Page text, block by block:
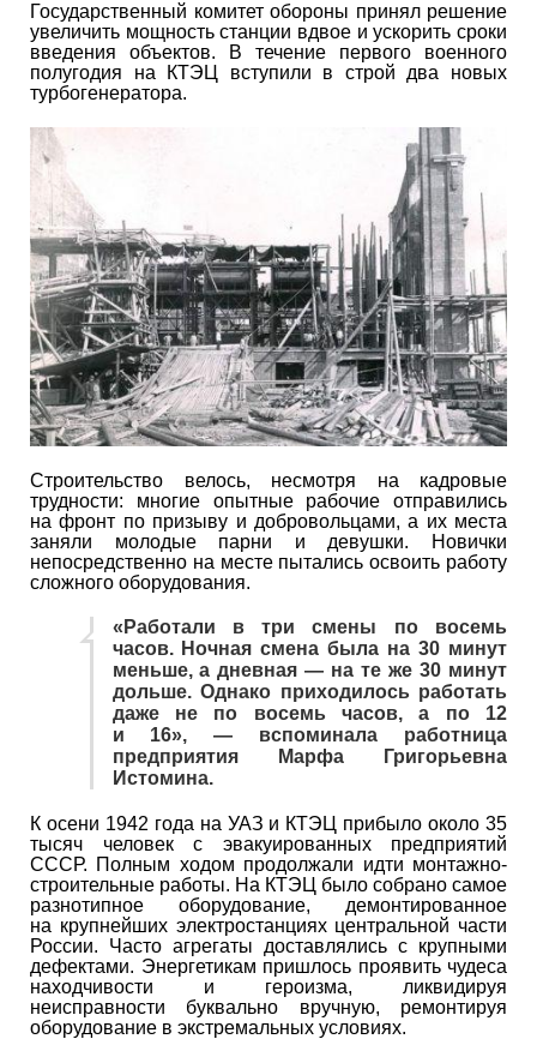
Государственный комитет обороны принял решение
увеличить мощность станции вдвое и ускорить сроки
введения объектов. В течение первого военного
полугодия на КТЭЦ вступили в строй два новых
турбогенератора.
Строительство велось, несмотря на кадровые
трудности: многие опытные рабочие отправились
на фронт по призыву и добровольцами, а их места
заняли молодые парни и девушки. Новички
непосредственно на месте пытались освоить работу
сложного оборудования.
«Работали в три смены по восемь
часов. Ночная смена была на 30 минут
меньше, а дневная — на те же 30 минут
дольше. Однако приходилось работать
даже не по восемь часов, а по 12
и 16», — вспоминала работница
предприятия Марфа Григорьевна
Истомина.
К осени 1942 года на УАЗ и КТЭЦ прибыло около 35
тысяч человек с эвакуированных предприятий
СССР. Полным ходом продолжали идти монтажно-
строительные работы. На КТЭЦ было собрано самое
разнотипное оборудование, демонтированное
на крупнейших электростанциях центральной части
России. Часто агрегаты доставлялись с крупными
дефектами. Энергетикам пришлось проявить чудеса
находчивости и героизма, ликвидируя
неисправности буквально вручную, ремонтируя
оборудование в экстремальных условиях.